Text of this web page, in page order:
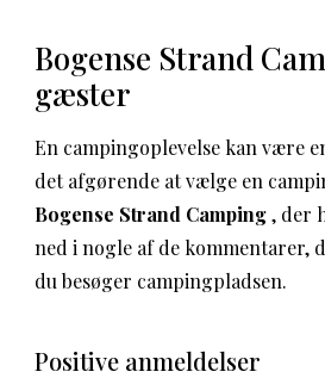
Bogense Strand
gæster
En campingoplevelse kan være
det afgørende at vælge en
Bogense Strand Camping, der
ned i nogle af de kommentarer,
du besøger campingpladsen.
Positive anmeldelser